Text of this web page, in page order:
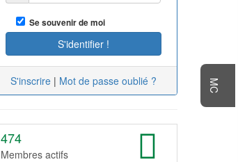
Se souvenir de moi
S'inscrire | Mot de passe oublié ?
474
Membres actifs
MC